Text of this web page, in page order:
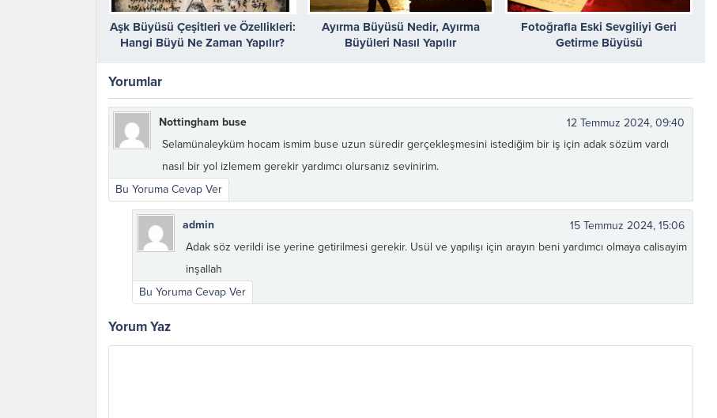
Aşk Büyüsü Çeşitleri ve Özellikleri:
Hangi Büyü Ne Zaman Yapılır?
Ayırma Büyüsü Nedir, Ayırma
Büyüleri Nasıl Yapılır
Fotoğrafla Eski Sevgiliyi Geri
Getirme Büyüsü
Yorumlar
Nottingham buse
12 Temmuz 2024, 09:40
Selamünaleyküm hocam ismim buse uzun süredir gerçekleşmesini istediğim bir iş için adak sözüm vardı
nasıl bir yol izlemem gerekir yardımcı olursanız sevinirim.
Bu Yoruma Cevap Ver
admin
15 Temmuz 2024, 15:06
Adak söz verildi ise yerine getirilmesi gerekir. Usül ve yapılışı için arayın beni yardımcı olmaya calisayim
inşallah
Bu Yoruma Cevap Ver
Yorum Yaz